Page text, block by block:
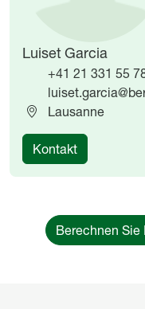
Luiset Garcia
+41 21 331 55
Lausanne
Kontakt
Berechnen Sie